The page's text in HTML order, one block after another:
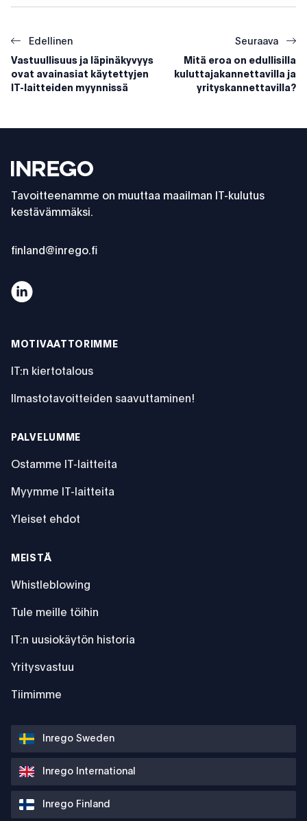
Edellinen
Vastuullisuus ja läpinäkyvyys
ovat avainasiat käytettyjen
IT-laitteiden myynnissä
Seuraava
Mitä eroa on edullisilla
kuluttajakannettavilla ja
yrityskannettavilla?
Inrego
Tavoitteenamme on muuttaa maailman IT-kulutus
kestävämmäksi.
finland@inrego.fi
Asiantuntija: "Jos IT-laitteita käytetään pidempään,
MOTIVAATTORIMME
IT:n kiertotalous
Ilmastotavoitteiden saavuttaminen!
PALVELUMME
Ostamme IT-laitteita
Myymme IT-laitteita
Yleiset ehdot
MEISTÄ
Whistleblowing
Tule meille töihin
IT:n uusiokäytön historia
Yritysvastuu
Tiimimme
Inrego Sweden
Inrego International
Inrego Finland